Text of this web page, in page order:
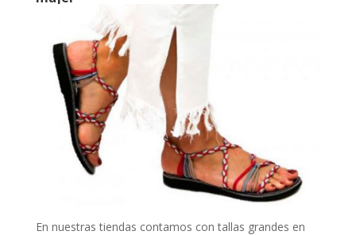
En nuestras tiendas contamos con tallas grandes en